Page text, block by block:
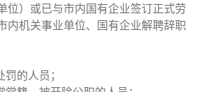
位）或已与市内国有企业签订正式劳
内机关事业单位、国有企业解聘辞职
的人员；